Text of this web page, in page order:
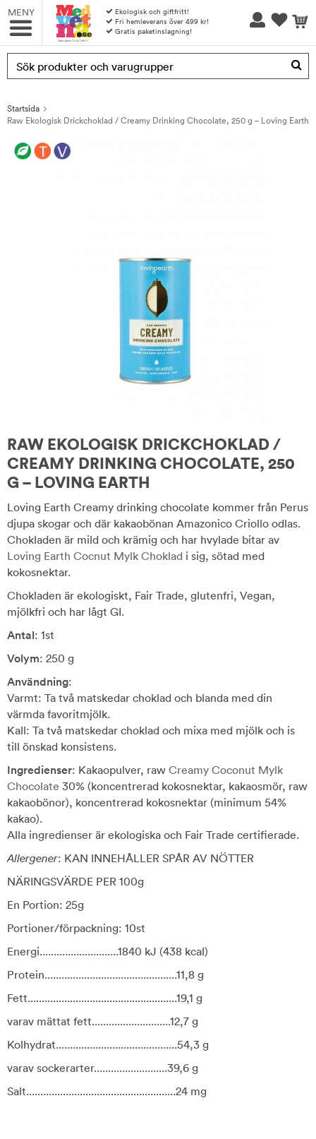
MENY
Ekologisk och giftfritt!
Fri hemleverans över 499 kr!
Gratis paketinslagning!
Produkten har blivit tillagd i varukorgen
Startsida
Raw Ekologisk Drickchoklad / Creamy Drinking Chocolate, 250 g – Loving Earth
RAW EKOLOGISK DRICKCHOKLAD /
CREAMY DRINKING CHOCOLATE, 250
G – LOVING EARTH
Loving Earth Creamy drinking chocolate kommer från Perus
djupa skogar och där kakaobönan Amazonico Criollo odlas.
Chokladen är mild och krämig och har hvylade bitar av
Loving Earth Cocnut Mylk Choklad i sig, sötad med
kokosnektar.
Chokladen är ekologiskt, Fair Trade, glutenfri, Vegan,
mjölkfri och har lågt GI.
Antal: 1st
Volym: 250 g
Användning:
Varmt: Ta två matskedar choklad och blanda med din
värmda favoritmjölk.
Kall: Ta två matskedar choklad och mixa med mjölk och is
till önskad konsistens.
Ingredienser: Kakaopulver, raw Creamy Coconut Mylk
Chocolate 30% (koncentrerad kokosnektar, kakaosmör, raw
kakaobönor), koncentrerad kokosnektar (minimum 54%
kakao).
Alla ingredienser är ekologiska och Fair Trade certifierade.
Allergener: KAN INNEHÅLLER SPÅR AV NÖTTER
NÄRINGSVÄRDE PER 100g
En Portion: 25g
Portioner/förpackning: 10st
Energi............................1840 kJ (438 kcal)
Protein...............................................11,8 g
Fett.....................................................19,1 g
varav mättat fett............................12,7 g
Kolhydrat...........................................54,3 g
varav sockerarter..........................39,6 g
Salt.....................................................24 mg